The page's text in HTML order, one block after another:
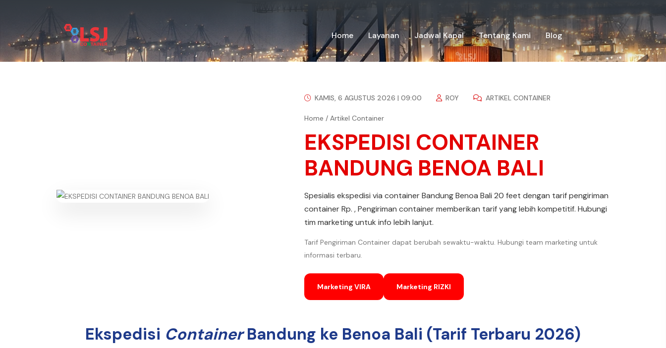
Home Layanan Jadwal Kapal Tentang Kami Blog
KAMIS, 6 AGUSTUS 2026 | 09:00 ROY ARTIKEL CONTAINER
Home / Artikel Container
EKSPEDISI CONTAINER
BANDUNG BENOA BALI
Spesialis ekspedisi via container Bandung Benoa Bali 20 feet dengan tarif pengiriman
container Rp. , Pengiriman container memberikan tarif yang lebih kompetitif. Hubungi
tim marketing untuk info lebih lanjut.
Tarif Pengiriman Container dapat berubah sewaktu-waktu. Hubungi team marketing untuk
informasi terbaru.
Marketing VIRA Marketing RIZKI
Ekspedisi ContainerBandung ke Benoa Bali (Tarif Terbaru 2026)